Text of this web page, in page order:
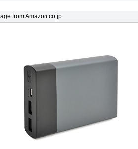
from Amazon.co.jp